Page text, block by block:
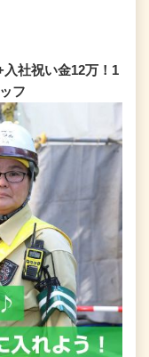
社祝い金12万！1
フ